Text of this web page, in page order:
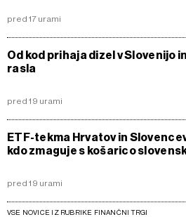
pred 17 urami
Od kod prihaja dizel v Slovenijo
rasla
pred 19 urami
ETF-tekma Hrvatov in
kdo zmaguje s košarico
pred 19 urami
VSE NOVICE IZ RUBRIKE FINANČNI TRGI